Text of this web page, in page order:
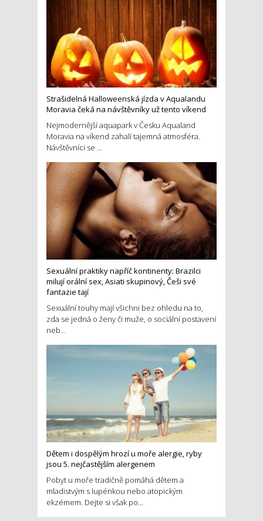
Strašidelná Halloweenská jízda v Aqualandu
Moravia čeká na návštěvníky už tento víkend
Nejmodernější aquapark v Česku Aqualand
Moravia na víkend zahalí tajemná atmosféra.
Návštěvníci se ...
Sexuální praktiky napříč kontinenty: Brazilci
milují orální sex, Asiati skupinový, Češi své
fantazie tají
Sexuální touhy mají všichni bez ohledu na to,
zda se jedná o ženy či muže, o sociální postavení
neb...
Dětem i dospělým hrozí u moře alergie, ryby
jsou 5. nejčastějším alergenem
Pobyt u moře tradičně pomáhá dětem a
mladistvým s lupénkou nebo atopickým
ekzémem. Dejte si však po...